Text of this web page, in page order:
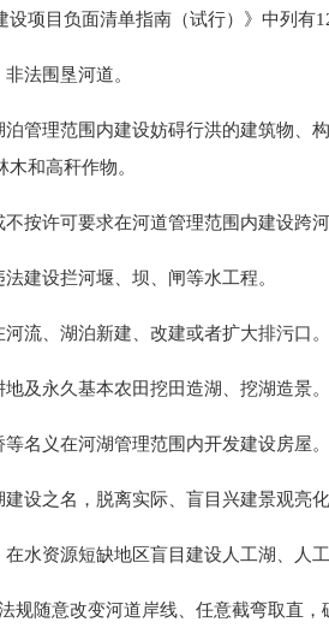
设项目负面清单指南（试行）》中列有
法围垦河道。
泊管理范围内建设妨碍行洪的建筑物、
和高秆作物。
按许可要求在河道管理范围内建设跨
建设拦河堰、坝、闸等水工程。
流、湖泊新建、改建或者扩大排污口。
及永久基本农田挖田造湖、挖湖造景。
名义在河湖管理范围内开发建设房屋。
设之名，脱离实际、盲目兴建景观亮
水资源短缺地区盲目建设人工湖、人
规随意改变河道岸线、任意截弯取直